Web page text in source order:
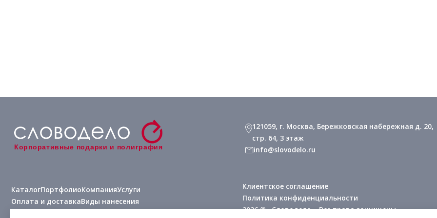
Корпоративные подарки и полиграфия
КаталогПортфолиоКомпанияУслуги
Оплата и доставкаВиды нанесения
121059, г. Москва, Бережковская набережная д. 20,
стр. 64, 3 этаж
info@slovodelo.ru
Клиентское соглашение
Политика конфиденциальности
2026 © «Словодело». Все права защищены